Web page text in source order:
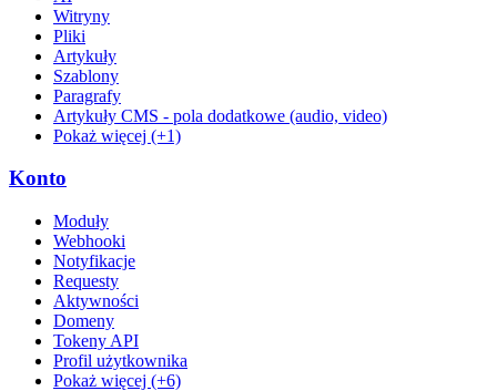
Witryny
Pliki
Artykuły
Szablony
Paragrafy
Artykuły CMS - pola dodatkowe (audio, video)
Pokaż więcej (+1)
Konto
Moduły
Webhooki
Notyfikacje
Requesty
Aktywności
Domeny
Tokeny API
Profil użytkownika
Pokaż więcej (+6)